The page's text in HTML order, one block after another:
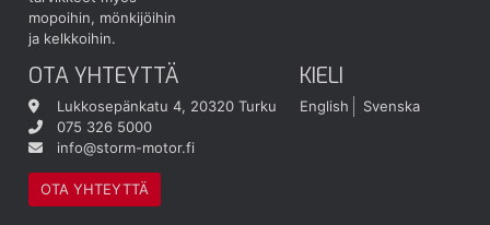
mopoihin, mönkijöihin
ja kelkkoihin.
OTA YHTEYTTÄ
Lukkosepänkatu 4, 20320 Turku
075 326 5000
info@storm-motor.fi
OTA YHTEYTTÄ
KIELI
English Svenska